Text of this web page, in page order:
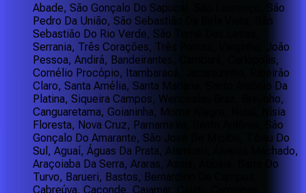
Abade, São Gonçalo Do Sapucaí, São Lourenço, São
Pedro Da União, São Sebastião Da Bela Vista, São
Sebastião Do Rio Verde, São Tomé Das Letras,
Serrania, Três Corações, Três Pontas, Varginha, João
Pessoa, Andirá, Bandeirantes, Cambará, Carlópolis,
Cornélio Procópio, Itambaracá, Jacarezinho, Ribeirão
Claro, Santa Amélia, Santa Mariana, Santo Antônio Da
Platina, Siqueira Campos, Wenceslau Braz, Brejinho,
Canguaretama, Goianinha, Monte Alegre, Natal, Nísia
Floresta, Nova Cruz, Parnamirim, Santo Antônio, São
Gonçalo Do Amarante, São José De Mipibu, Tibau Do
Sul, Aguaí, Águas Da Prata, Alambari, Álvares Machado,
Araçoiaba Da Serra, Araras, Assis, Atibaia, Barra Do
Turvo, Barueri, Bastos, Bernardino De Campos,
Cabreúva, Caconde, Cajamar, Cajati, Campinas,